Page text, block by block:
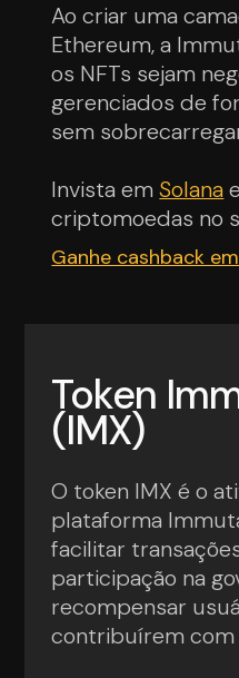
Ao criar uma
Ethereum, a
os NFTs sejam
gerenciados de
sem
Invista emSolana
criptomoedas no
Ganhe cashback
Token
(IMX)
O token IMX é o
plataforma
facilitar
participação na
recompensar
contribuírem com